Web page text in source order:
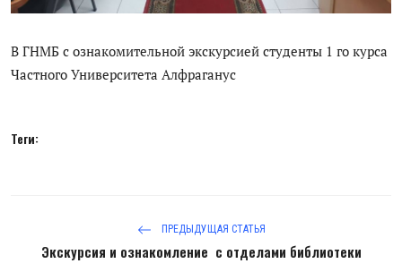
ИИ
PDF-translator
В ГНМБ с ознакомительной экскурсией студенты 1 го курса
Частного Университета Алфраганус
Теги:
ПРЕДЫДУЩАЯ СТАТЬЯ
Экскурсия и ознакомление с отделами библиотеки